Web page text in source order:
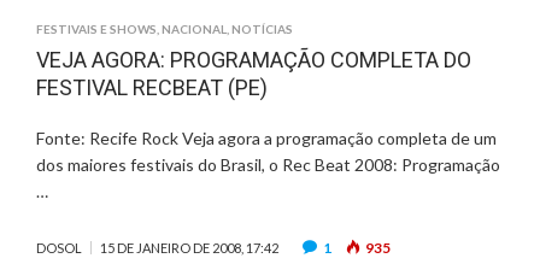
FESTIVAIS E SHOWS NACIONAL NOTÍCIAS
VEJA AGORA: PROGRAMAÇÃO COMPLETA DO
FESTIVAL RECBEAT (PE)
Fonte: Recife Rock Veja agora a programação completa de um
dos maiores festivais do Brasil, o Rec Beat 2008: Programação
…
DOSOL 15 DE JANEIRO DE 2008, 17:42 1 935